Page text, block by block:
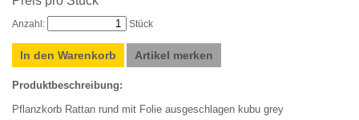
Anzahl: Stück
In den Warenkorb Artikel merken
Produktbeschreibung:
Pflanzkorb Rattan rund mit Folie ausgeschlagen kubu grey